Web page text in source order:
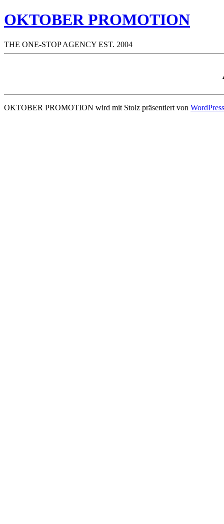
OKTOBER PROMOTION
THE ONE-STOP AGENCY EST. 2004
OKTOBER PROMOTION wird mit Stolz präsentiert von WordPress